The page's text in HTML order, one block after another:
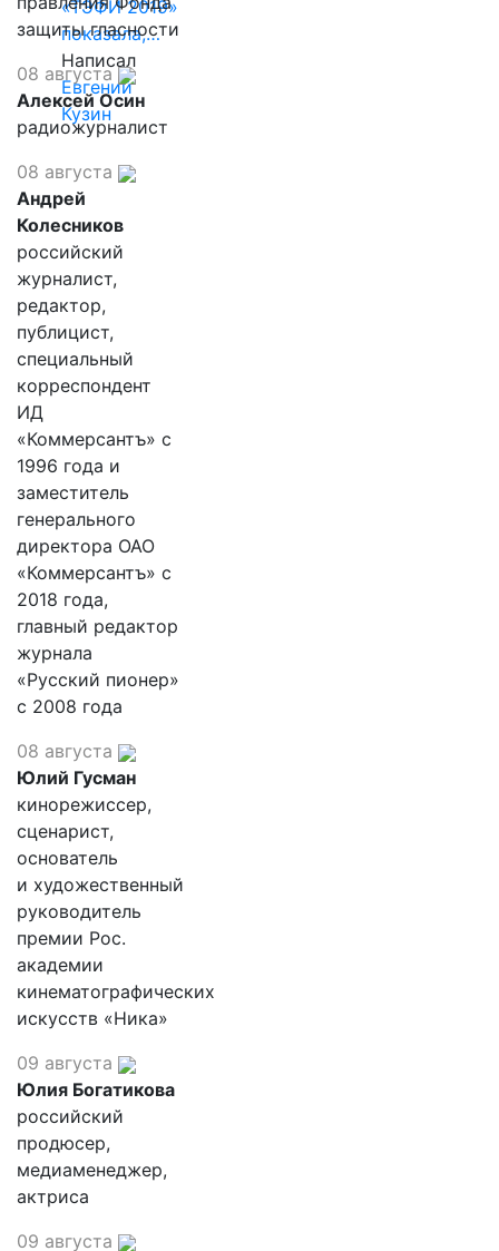
«ТЭФИ 2019»
показала,…
Написал
Евгений
Кузин
защиты гласности
08 августа
Алексей Осин
радиожурналист
08 августа
Андрей
Колесников
российский
журналист,
редактор,
публицист,
специальный
корреспондент
ИД
«Коммерсантъ» с
1996 года и
заместитель
генерального
директора ОАО
«Коммерсантъ» с
2018 года,
главный редактор
журнала
«Русский пионер»
с 2008 года
08 августа
Юлий Гусман
кинорежиссер,
сценарист,
основатель
и художественный
руководитель
премии Рос.
академии
кинематографических
искусств «Ника»
09 августа
Юлия Богатикова
российский
продюсер,
медиаменеджер,
актриса
09 августа